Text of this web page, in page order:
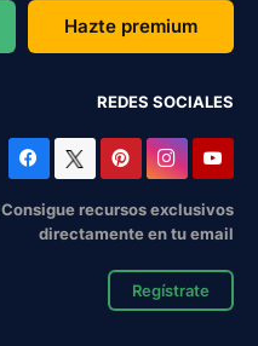
Hazte premium
REDES SOCIALES
Consigue recursos exclusivos
directamente en tu email
Regístrate